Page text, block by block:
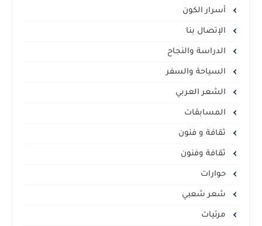
أسرار الكون
الإتصال بنا
الدراسة والنجاح
السياحة والسفر
الشعر العربي
المسابقات
ثقافة و فنون
ثقافة وفنون
حوارات
شعر شعبي
مرئيات